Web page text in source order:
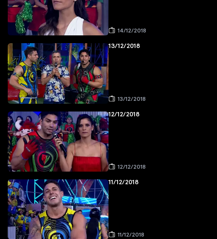
14/12/2018
13/12/2018
13/12/2018
12/12/2018
12/12/2018
11/12/2018
11/12/2018